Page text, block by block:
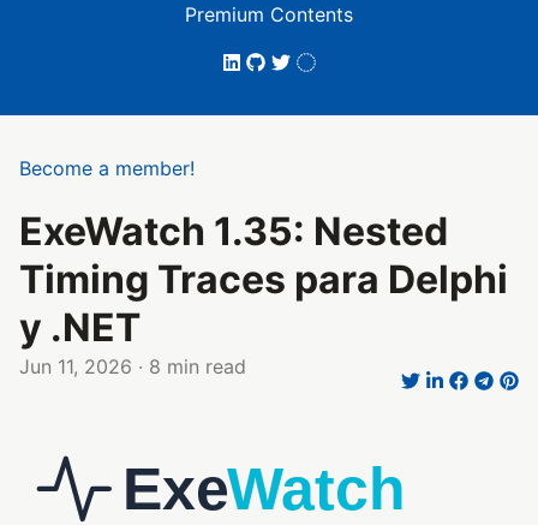
Premium Contents
Become a member!
ExeWatch 1.35: Nested
Timing Traces para Delphi
y .NET
Jun 11, 2026 · 8 min read